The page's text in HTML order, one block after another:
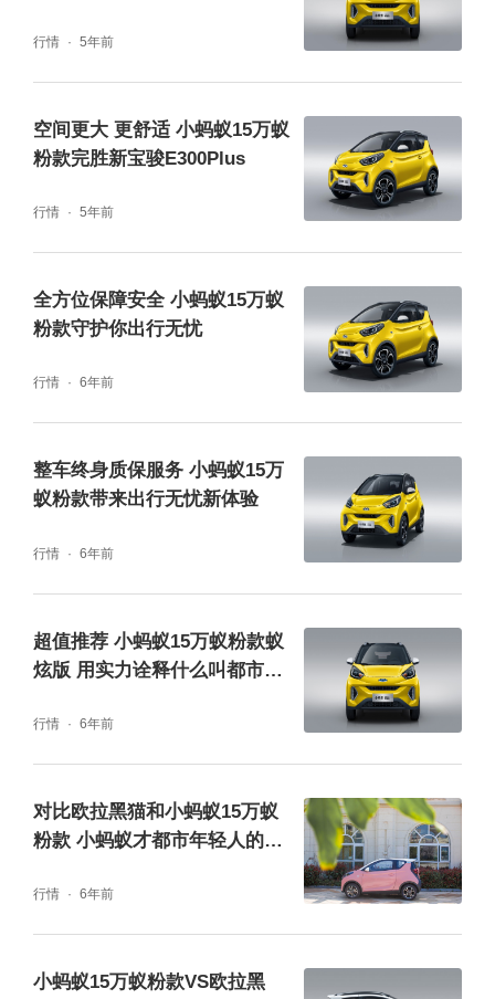
智·趣：智慧出众
智能化是汽车新四化的重要组成部分，同时也
是时下汽车发展的潮流和年轻消费者的最爱。
在智慧互联方面，小蚂蚁15万蚁粉款蚁炫版搭
话、娱乐、等多项功能，还支持车载蓝牙、百
度Car-life手机互联，智能体验更智能、高效便
捷。此外，小蚂蚁15万蚁粉款蚁炫版也配备了
手机无线充电功能，让互联生活时刻保持活力
满电状态。
行情 5年前
空间更大 更舒适 小蚂蚁15万蚁
粉款完胜新宝骏E300Plus
行情 5年前
全方位保障安全 小蚂蚁15万蚁
粉款守护你出行无忧
行情 6年前
整车终身质保服务 小蚂蚁15万
蚁粉款带来出行无忧新体验
行情 6年前
超值推荐 小蚂蚁15万蚁粉款蚁
炫版 用实力诠释什么叫都市年
行情 6年前
对比欧拉黑猫和小蚂蚁15万蚁
粉款 小蚂蚁才都市年轻人的首
行情 6年前
小蚂蚁15万蚁粉款VS欧拉黑